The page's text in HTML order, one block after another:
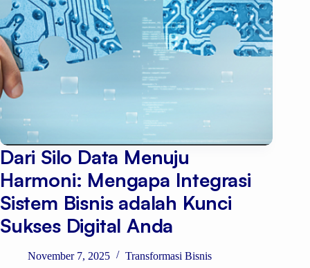
Dari Silo Data Menuju
Harmoni: Mengapa Integrasi
Sistem Bisnis adalah Kunci
Sukses Digital Anda
November 7, 2025 Transformasi Bisnis